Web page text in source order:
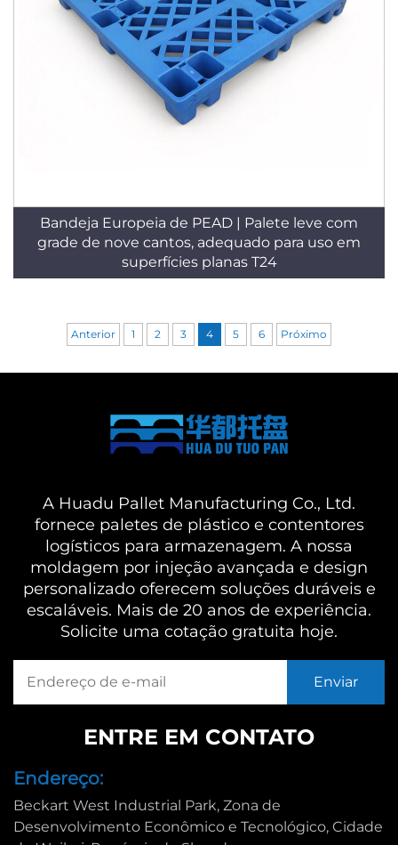
Bandeja Europeia de PEAD | Palete leve com
grade de nove cantos, adequado para uso em
superfícies planas T24
Anterior 1 2 3 4 5 6 Próximo
A Huadu Pallet Manufacturing Co., Ltd.
fornece paletes de plástico e contentores
logísticos para armazenagem. A nossa
moldagem por injeção avançada e design
personalizado oferecem soluções duráveis e
escaláveis. Mais de 20 anos de experiência.
Solicite uma cotação gratuita hoje.
ENTRE EM CONTATO
Endereço:
Beckart West Industrial Park, Zona de
Desenvolvimento Econômico e Tecnológico, Cidade